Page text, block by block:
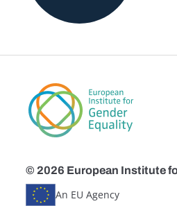
© 2026 European Institute
An EU Agency